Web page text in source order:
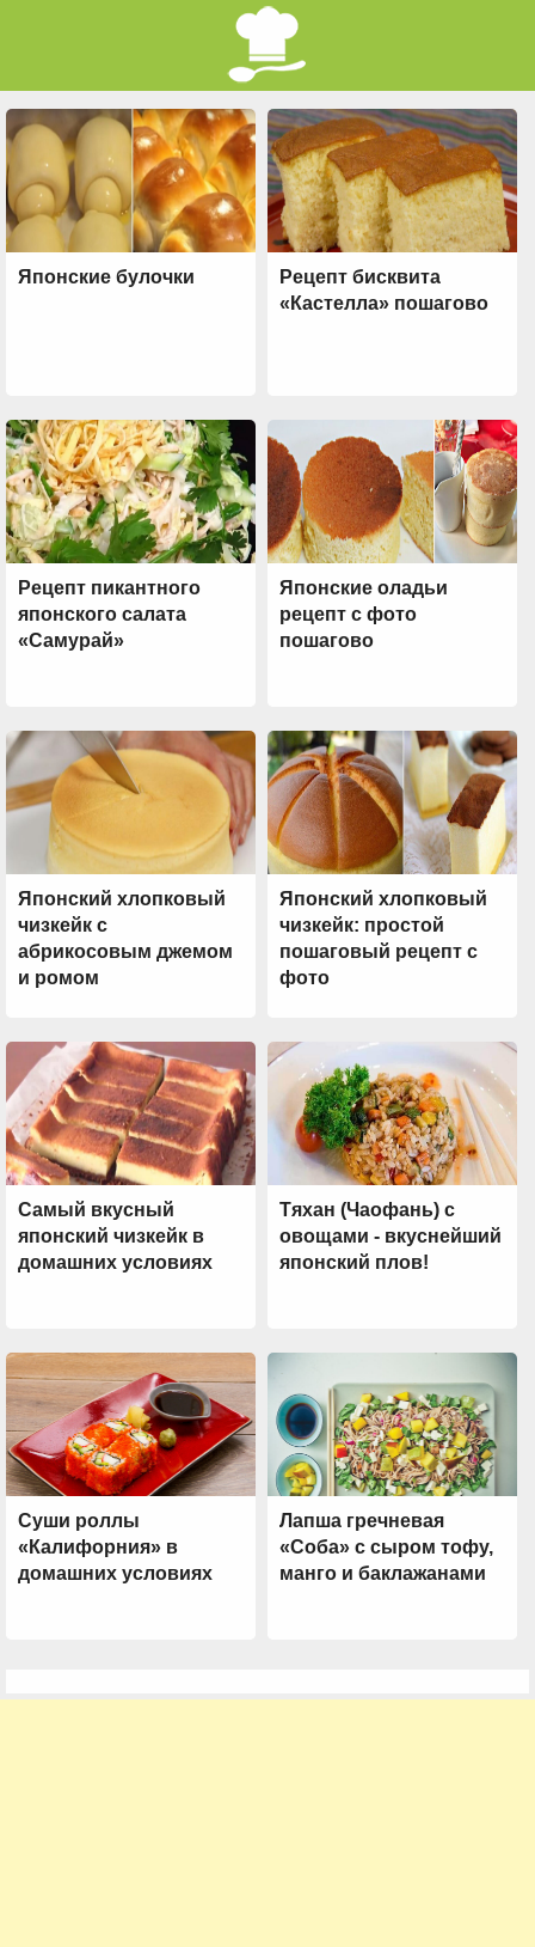
Японские булочки
Рецепт бисквита
«Кастелла» пошагово
Рецепт пикантного
японского салата
«Самурай»
Японские оладьи
рецепт с фото
пошагово
Японский хлопковый
чизкейк с
абрикосовым джемом
и ромом
Японский хлопковый
чизкейк: простой
пошаговый рецепт с
фото
Самый вкусный
японский чизкейк в
домашних условиях
Тяхан (Чаофань) с
овощами - вкуснейший
японский плов!
Суши роллы
«Калифорния» в
домашних условиях
Лапша гречневая
«Соба» с сыром тофу,
манго и баклажанами